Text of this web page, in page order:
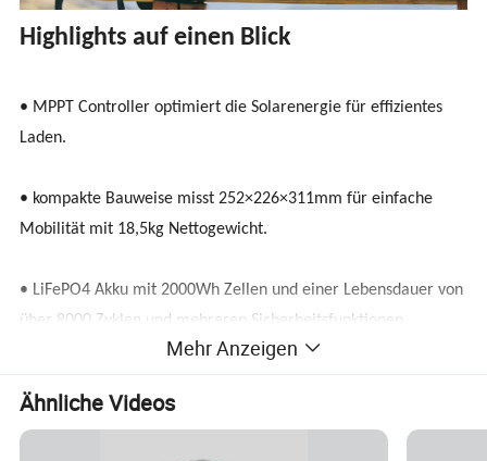
Highlights auf einen Blick
• MPPT Controller optimiert die Solarenergie für effizientes
Laden.
• kompakte Bauweise misst 252×226×311mm für einfache
Mobilität mit 18,5kg Nettogewicht.
• LiFePO4 Akku mit 2000Wh Zellen und einer Lebensdauer von
über 8000 Zyklen und mehreren Sicherheitsfunktionen.
• hohe Umwandlungseffizienz Galliumnitrid GaN-Technologie
bietet 92% Effizienz.
Mehr Anzeigen
Ähnliche Videos